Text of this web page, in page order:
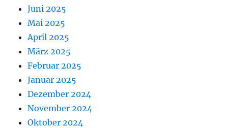
Juni 2025
Mai 2025
April 2025
März 2025
Februar 2025
Januar 2025
Dezember 2024
November 2024
Oktober 2024